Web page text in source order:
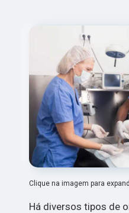
Clique na imagem para
Há diversos tipos de